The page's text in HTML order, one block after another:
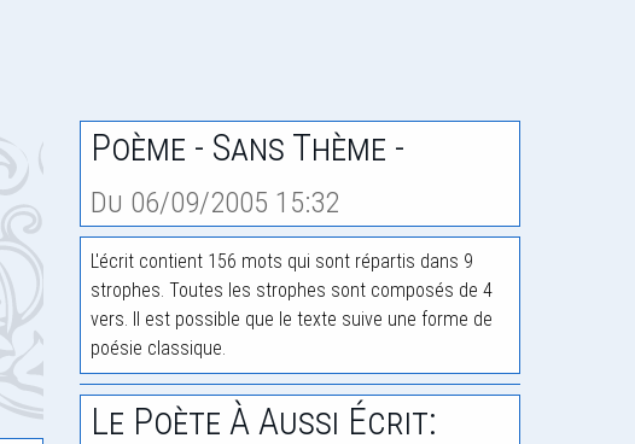
Poème - Sans Thème -
Du 06/09/2005 15:32
L'écrit contient 156 mots qui sont répartis dans 9
strophes. Toutes les strophes sont composés de 4
vers. Il est possible que le texte suive une forme de
poésie classique.
Le Poète À Aussi Écrit: